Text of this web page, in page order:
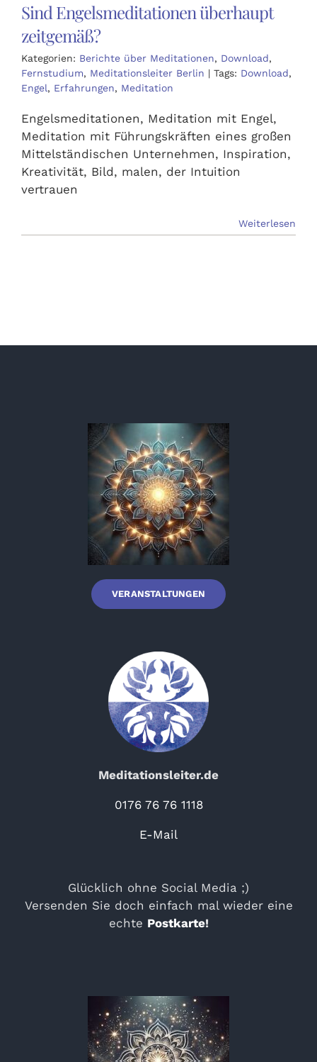
Sind Engelsmeditationen überhaupt
zeitgemäß?
Kategorien: Berichte über Meditationen, Download,
Fernstudium, Meditationsleiter Berlin | Tags: Download,
Engel, Erfahrungen, Meditation
Engelsmeditationen, Meditation mit Engel,
Meditation mit Führungskräften eines großen
Mittelständischen Unternehmen, Inspiration,
Kreativität, Bild, malen, der Intuition
vertrauen
Weiterlesen
VERANSTALTUNGEN
Meditationsleiter.de
0176 76 76 1118
E-Mail
Glücklich ohne Social Media ;)
Versenden Sie doch einfach mal wieder eine
echte Postkarte!